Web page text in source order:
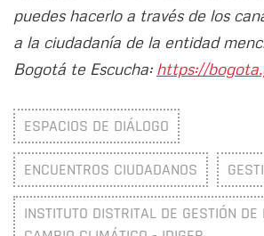
puedes hacerlo a través de los
a la ciudadanía de la entidad
Bogotá te Escucha: https://
ESPACIOS DE DIÁLOGO
ENCUENTROS CIUDADANOS
INSTITUTO DISTRITAL DE GESTIÓN DE